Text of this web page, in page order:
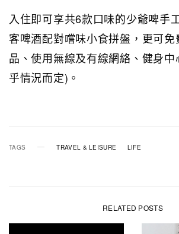
入住即可享共6款口味的少爺啤手
客啤酒配對嚐味小食拼盤，更可
品、使用無線及有線網絡、健身
乎情況而定)。
TAGS TRAVEL & LEISURE LIFE
RELATED POSTS